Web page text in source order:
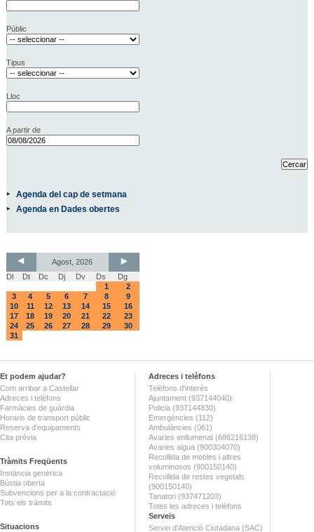
Públic
Tipus
Lloc
A partir de
Agenda del cap de setmana
Agenda en Dades obertes
Agost, 2026
Dl
Dt Dc Dj Dv Ds
Dg
1
2
3
4 5 6 7 8
9
10
11 12 13 14 15
16
17
18 19 20 21 22
23
24
25 26 27 28 29
30
31
Et podem ajudar?
Com arribar a Castellar
Adreces i telèfons
Farmàcies de guàrdia
Horaris de transport públic
Reserva d'equipaments
Cita prèvia
Tràmits Freqüents
Instància genèrica
Bústia oberta
Subvencions per a la contractació
Tots els tràmits
Situacions
Adreces i telèfons
Telèfons d'interès
Ajuntament (937144040)
Policia (937144830)
Emergències (112)
Ambulàncies (061)
Avaries enllumenat (686216138)
Avaries aigua (900304070)
Recollida de mobles i altres
voluminosos (900150140)
Recollida de restes vegetals
(900150140)
Tanatori (937471203)
Totes les adreces i telèfons
Serveis
Servei d'Atenció Ciutadana (SAC)